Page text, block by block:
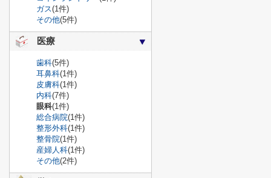
ガス(1件)
その他(5件)
医療
歯科(5件)
耳鼻科(1件)
皮膚科(1件)
内科(7件)
眼科(1件)
総合病院(1件)
整形外科(1件)
整骨院(1件)
産婦人科(1件)
その他(2件)